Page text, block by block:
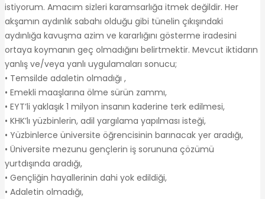
istiyorum. Amacım sizleri karamsarlığa itmek değildir. Her
akşamın aydınlık sabahı olduğu gibi tünelin çıkışındaki
aydınlığa kavuşma azim ve kararlığını gösterme iradesini
ortaya koymanın geç olmadığını belirtmektir. Mevcut iktidarın
yanlış ve/veya yanlı uygulamaları sonucu;
• Temsilde adaletin olmadığı ,
• Emekli maaşlarına ölme sürün zammı,
• EYT’li yaklaşık 1 milyon insanın kaderine terk edilmesi,
• KHK’lı yüzbinlerin, adil yargılama yapılması isteği,
• Yüzbinlerce üniversite öğrencisinin barınacak yer aradığı,
• Üniversite mezunu gençlerin iş sorununa çözümü
yurtdışında aradığı,
• Gençliğin hayallerinin dahi yok edildiği,
• Adaletin olmadığı,